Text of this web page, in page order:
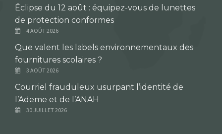
Éclipse du 12 août : équipez-vous de lunettes
de protection conformes
4 AOÛT 2026
Que valent les labels environnementaux des
fournitures scolaires ?
3 AOÛT 2026
Courriel frauduleux usurpant l’identité de
l’Ademe et de l’ANAH
30 JUILLET 2026